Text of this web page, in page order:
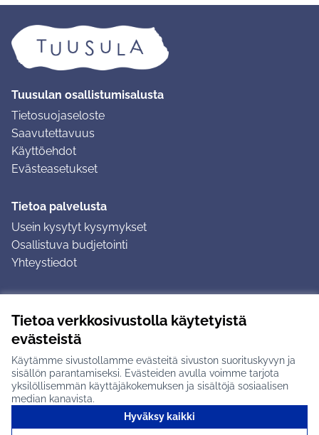
Tietoa verkkosivustolla käytetyistä
evästeistä
Käytämme sivustollamme evästeitä sivuston suorituskyvyn ja
sisällön parantamiseksi. Evästeiden avulla voimme tarjota
yksilöllisemmän käyttäjäkokemuksen ja sisältöjä sosiaalisen
median kanavista.
Hyväksy kaikki
Tuusulan osallistumisalusta
Tietosuojaseloste
Saavutettavuus
Käyttöehdot
Evästeasetukset
Tietoa palvelusta
Usein kysytyt kysymykset
Osallistuva budjetointi
Yhteystiedot
Ohjeet kirjautumiseen
Ohjeet kommentin jättämiseen
Tuusulan osallistumisalusta X-palvelussa